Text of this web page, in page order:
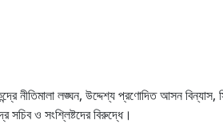
নীতিমালা লঙ্ঘন, উদ্দেশ্য প্রণোদিত আসন বিন্যাস,
সচিব ও সংশ্লিষ্টদের বিরুদ্ধে।